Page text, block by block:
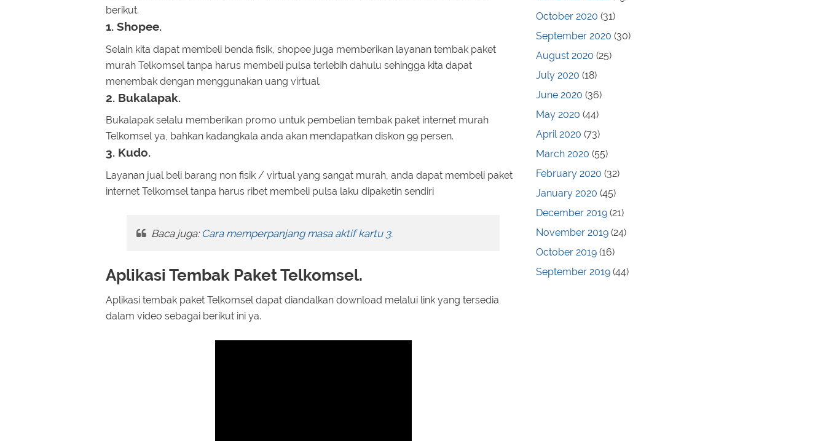
berikut.
1. Shopee.
Selain kita dapat membeli benda fisik, shopee juga memberikan layanan tembak paket
murah Telkomsel tanpa harus membeli pulsa terlebih dahulu sehingga kita dapat
menembak dengan menggunakan uang virtual.
2. Bukalapak.
Bukalapak selalu memberikan promo untuk pembelian tembak paket internet murah
Telkomsel ya, bahkan kadangkala anda akan mendapatkan diskon 99 persen.
3. Kudo.
Layanan jual beli barang non fisik / virtual yang sangat murah, anda dapat membeli paket
internet Telkomsel tanpa harus ribet membeli pulsa laku dipaketin sendiri
Baca juga: Cara memperpanjang masa aktif kartu 3.
Aplikasi Tembak Paket Telkomsel.
Aplikasi tembak paket Telkomsel dapat diandalkan download melalui link yang tersedia
dalam video sebagai berikut ini ya.
October 2020 (31)
September 2020 (30)
August 2020 (25)
July 2020 (18)
June 2020 (36)
May 2020 (44)
April 2020 (73)
March 2020 (55)
February 2020 (32)
January 2020 (45)
December 2019 (21)
November 2019 (24)
October 2019 (16)
September 2019 (44)